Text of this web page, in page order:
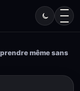
même sans